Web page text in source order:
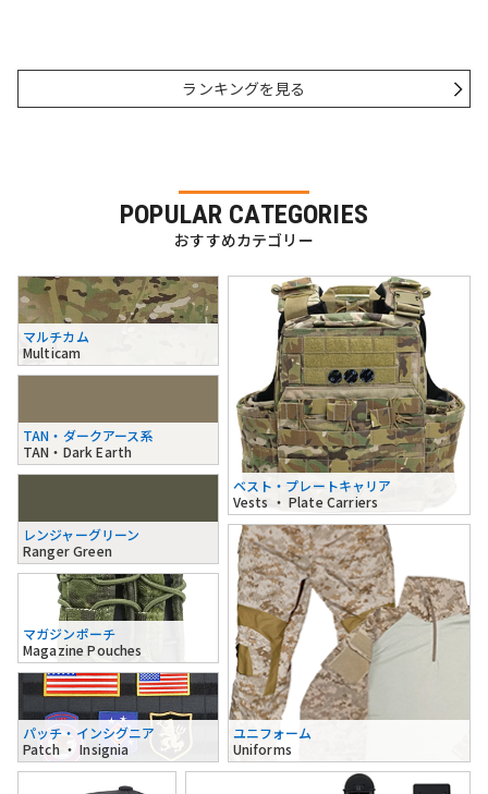
ランキングを見る
POPULAR CATEGORIES
おすすめカテゴリー
マルチカム
Multicam
TAN・ダークアース系
TAN・Dark Earth
レンジャーグリーン
Ranger Green
ベスト・プレートキャリア
Vests ・ Plate Carriers
マガジンポーチ
Magazine Pouches
パッチ・インシグニア
Patch ・ Insignia
ユニフォーム
Uniforms